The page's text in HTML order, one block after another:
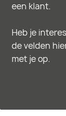
een klant.
Heb je
de velden
met je op.